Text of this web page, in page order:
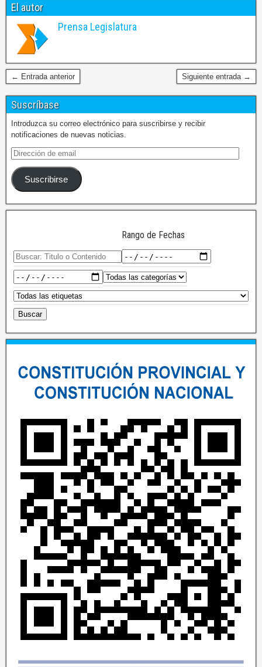
El autor
Prensa Legislatura
← Entrada anterior Siguiente entrada →
Suscríbase
Introduzca su correo electrónico para suscribirse y recibir
notificaciones de nuevas noticias.
Suscribirse
Rango de Fechas